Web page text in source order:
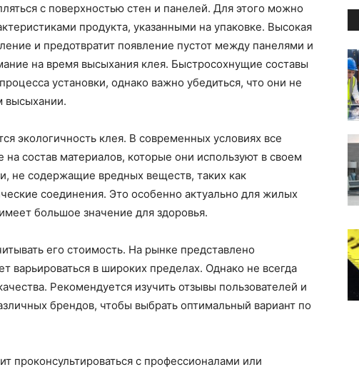
с поверхностью стен и панелей. Для этого можно
продукта, указанными на упаковке. Высокая
и предотвратит появление пустот между панелями и
на время высыхания клея. Быстросохнущие составы
установки, однако важно убедиться, что они не
высыхании.
экологичность клея. В современных условиях все
состав материалов, которые они используют в своем
не содержащие вредных веществ, таких как
соединения. Это особенно актуально для жилых
большое значение для здоровья.
его стоимость. На рынке представлено
варьироваться в широких пределах. Однако не всегда
Рекомендуется изучить отзывы пользователей и
брендов, чтобы выбрать оптимальный вариант по
проконсультироваться с профессионалами или